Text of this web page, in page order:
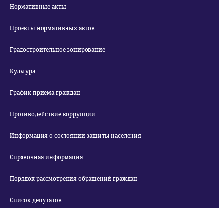
Нормативные акты
Проекты нормативных актов
Градостроительное зонирование
Культура
График приема граждан
Противодействие коррупции
Информация о состоянии защиты населения
Справочная информация
Порядок рассмотрения обращений граждан
Список депутатов